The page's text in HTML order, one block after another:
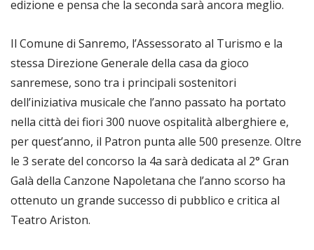
edizione e pensa che la seconda sarà ancora meglio.
Il Comune di Sanremo, l’Assessorato al Turismo e la
stessa Direzione Generale della casa da gioco
sanremese, sono tra i principali sostenitori
dell’iniziativa musicale che l’anno passato ha portato
nella città dei fiori 300 nuove ospitalità alberghiere e,
per quest’anno, il Patron punta alle 500 presenze. Oltre
le 3 serate del concorso la 4a sarà dedicata al 2° Gran
Galà della Canzone Napoletana che l’anno scorso ha
ottenuto un grande successo di pubblico e critica al
Teatro Ariston.